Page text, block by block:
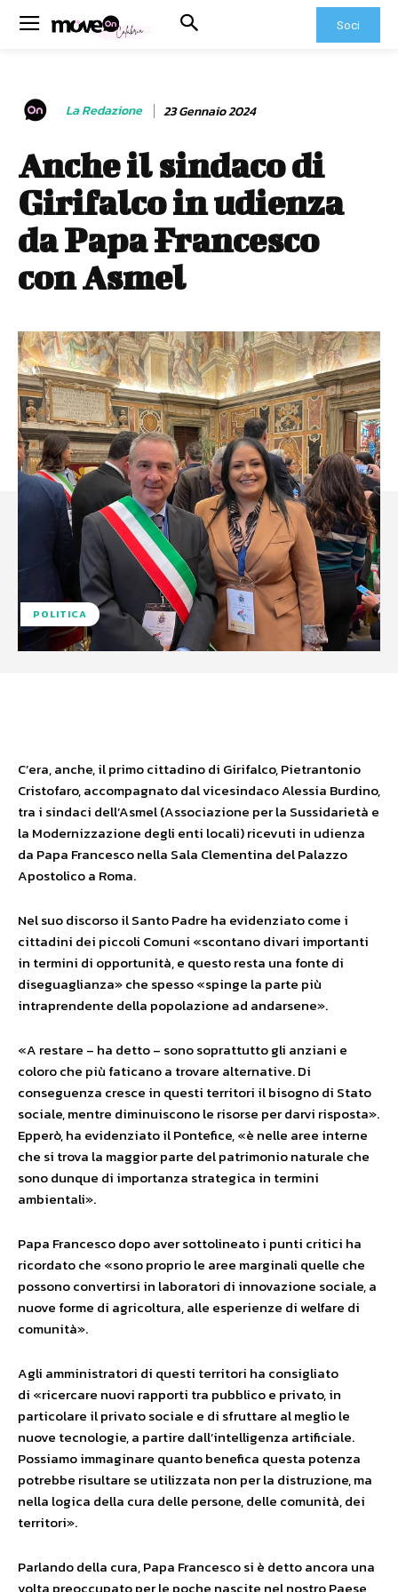
Soci
La Redazione 23 Gennaio 2024
Anche il sindaco di
Girifalco in udienza
da Papa Francesco
con Asmel
POLITICA
C’era, anche, il primo cittadino di Girifalco, Pietrantonio
Cristofaro, accompagnato dal vicesindaco Alessia Burdino,
tra i sindaci dell’Asmel (Associazione per la Sussidarietà e
la Modernizzazione degli enti locali) ricevuti in udienza
da Papa Francesco nella Sala Clementina del Palazzo
Apostolico a Roma.
Nel suo discorso il Santo Padre ha evidenziato come i
cittadini dei piccoli Comuni «scontano divari importanti
in termini di opportunità, e questo resta una fonte di
diseguaglianza» che spesso «spinge la parte più
intraprendente della popolazione ad andarsene».
«A restare – ha detto – sono soprattutto gli anziani e
coloro che più faticano a trovare alternative. Di
conseguenza cresce in questi territori il bisogno di Stato
sociale, mentre diminuiscono le risorse per darvi risposta».
Epperò, ha evidenziato il Pontefice, «è nelle aree interne
che si trova la maggior parte del patrimonio naturale che
sono dunque di importanza strategica in termini
ambientali».
Papa Francesco dopo aver sottolineato i punti critici ha
ricordato che «sono proprio le aree marginali quelle che
possono convertirsi in laboratori di innovazione sociale, a
nuove forme di agricoltura, alle esperienze di welfare di
comunità».
Agli amministratori di questi territori ha consigliato
di «ricercare nuovi rapporti tra pubblico e privato, in
particolare il privato sociale e di sfruttare al meglio le
nuove tecnologie, a partire dall’intelligenza artificiale.
Possiamo immaginare quanto benefica questa potenza
potrebbe risultare se utilizzata non per la distruzione, ma
nella logica della cura delle persone, delle comunità, dei
territori».
Parlando della cura, Papa Francesco si è detto ancora una